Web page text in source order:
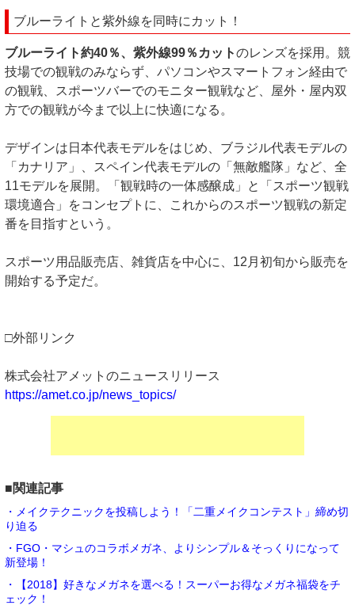
ブルーライトと紫外線を同時にカット！
ブルーライト約40％、紫外線99％カットのレンズを採用。競
技場での観戦のみならず、パソコンやスマートフォン経由で
の観戦、スポーツバーでのモニター観戦など、屋外・屋内双
方での観戦が今まで以上に快適になる。
デザインは日本代表モデルをはじめ、ブラジル代表モデルの
「カナリア」、スペイン代表モデルの「無敵艦隊」など、全
11モデルを展開。「観戦時の一体感醸成」と「スポーツ観戦
環境適合」をコンセプトに、これからのスポーツ観戦の新定
番を目指すという。
スポーツ用品販売店、雑貨店を中心に、12月初旬から販売を
開始する予定だ。
□外部リンク
株式会社アメットのニュースリリース
https://amet.co.jp/news_topics/
■関連記事
・メイクテクニックを投稿しよう！「二重メイクコンテスト」締め切
り迫る
・FGO・マシュのコラボメガネ、よりシンプル＆そっくりになって
新登場！
・【2018】好きなメガネを選べる！スーパーお得なメガネ福袋をチ
ェック！